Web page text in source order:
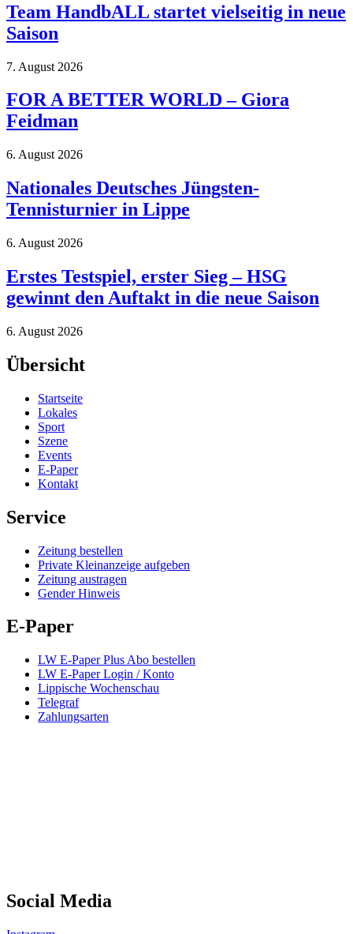
Team HandbALL startet vielseitig in neue
Saison
7. August 2026
FOR A BETTER WORLD – Giora
Feidman
6. August 2026
Nationales Deutsches Jüngsten-
Tennisturnier in Lippe
6. August 2026
Erstes Testspiel, erster Sieg – HSG
gewinnt den Auftakt in die neue Saison
6. August 2026
Übersicht
Startseite
Lokales
Sport
Szene
Events
E-Paper
Kontakt
Service
Zeitung bestellen
Private Kleinanzeige aufgeben
Zeitung austragen
Gender Hinweis
E-Paper
LW E-Paper Plus Abo bestellen
LW E-Paper Login / Konto
Lippische Wochenschau
Telegraf
Zahlungsarten
Social Media